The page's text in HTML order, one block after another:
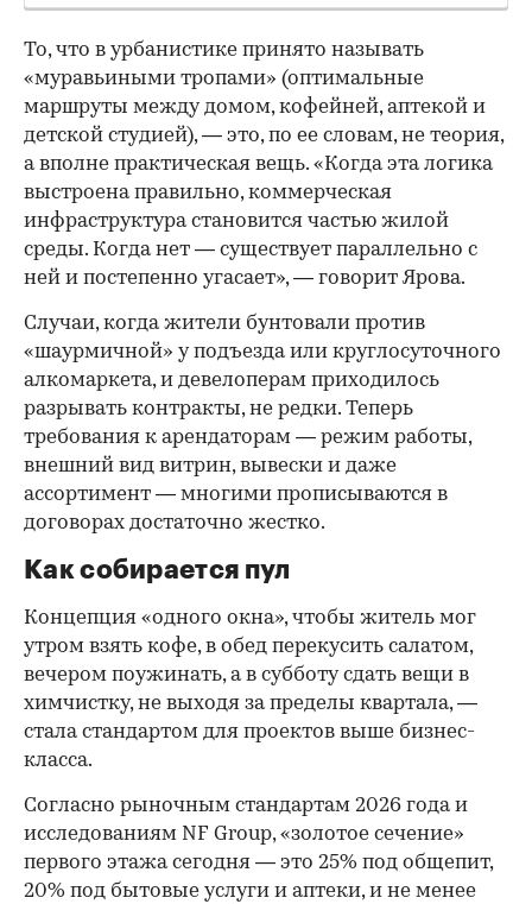
То, что в урбанистике принято называть
«муравьиными тропами» (оптимальные
маршруты между домом, кофейней, аптекой и
детской студией), — это, по ее словам, не теория,
а вполне практическая вещь. «Когда эта логика
выстроена правильно, коммерческая
инфраструктура становится частью жилой
среды. Когда нет — существует параллельно с
ней и постепенно угасает», — говорит Ярова.
Случаи, когда жители бунтовали против
«шаурмичной» у подъезда или круглосуточного
алкомаркета, и девелоперам приходилось
разрывать контракты, не редки. Теперь
требования к арендаторам — режим работы,
внешний вид витрин, вывески и даже
ассортимент — многими прописываются в
договорах достаточно жестко.
Как собирается пул
Концепция «одного окна», чтобы житель мог
утром взять кофе, в обед перекусить салатом,
вечером поужинать, а в субботу сдать вещи в
химчистку, не выходя за пределы квартала, —
стала стандартом для проектов выше бизнес-
класса.
Согласно рыночным стандартам 2026 года и
исследованиям NF Group, «золотое сечение»
первого этажа сегодня — это 25% под общепит,
20% под бытовые услуги и аптеки, и не менее